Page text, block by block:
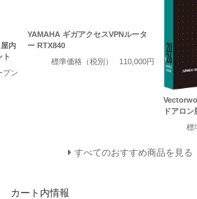
内
ト
プン
YAMAHA ギガアクセスVPNルータ
ー RTX840
標準価格（税別）
110,000円
ドアロン
標
すべてのおすすめ商品を見る
カート内情報